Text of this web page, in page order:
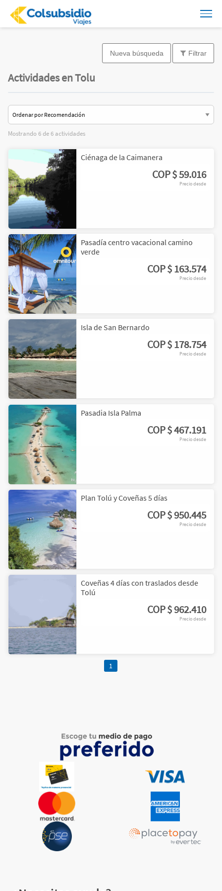
Nueva búsqueda Filtrar
Actividades en Tolu
Mostrando 6 de 6 actividades
Ciénaga de la Caimanera
COP$ 59.016
Precio desde
Pasadía centro vacacional camino
verde
COP$ 163.574
Precio desde
Isla de San Bernardo
COP$ 178.754
Precio desde
Pasadia Isla Palma
COP$ 467.191
Precio desde
Plan Tolú y Coveñas 5 días
COP$ 950.445
Precio desde
Coveñas 4 días con traslados desde
Tolú
COP$ 962.410
Precio desde
1